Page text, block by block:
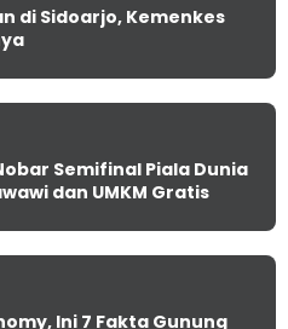
di Sidoarjo, Kemenkes
Semifinal Piala Dunia
dan UMKM Gratis
Ini 7 Fakta Gunung